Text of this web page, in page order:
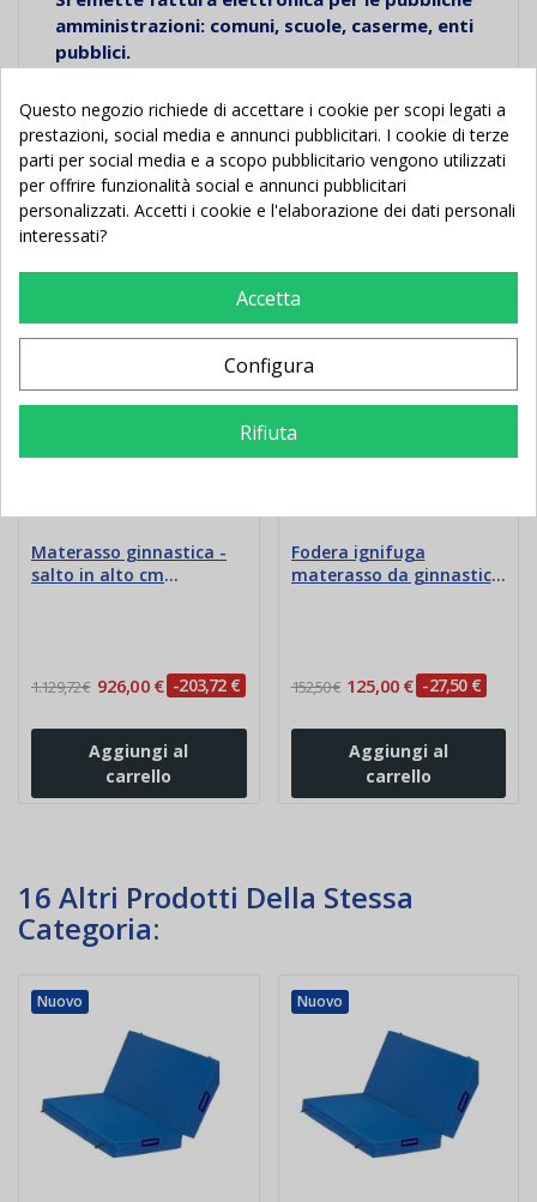
amministrazioni: comuni, scuole, caserme, enti
pubblici.
Potrebbe Anche Piacerti
Materasso ginnastica -
salto in alto cm
1.129,72 € 926,00 € -203,72 €
Aggiungi al
carrello
Nuovo
Fodera ignifuga
materasso da ginnastica
152,50 € 125,00 € -27,50 €
Aggiungi al
carrello
16 Altri Prodotti Della Stessa
Categoria:
Nuovo Nuovo
Questo negozio richiede di accettare i cookie per scopi legati a
prestazioni, social media e annunci pubblicitari. I cookie di terze
parti per social media e a scopo pubblicitario vengono utilizzati
per offrire funzionalità social e annunci pubblicitari
personalizzati. Accetti i cookie e l'elaborazione dei dati personali
interessati?
Accetta
Configura
Rifiuta